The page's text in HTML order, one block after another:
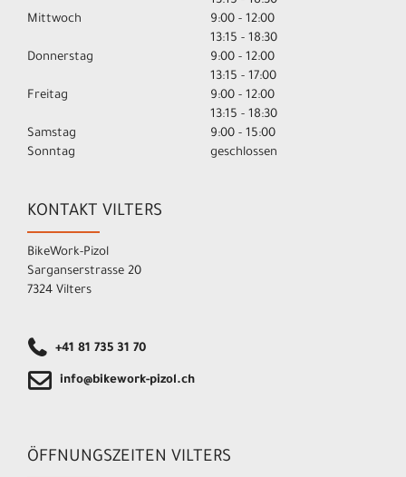
Mittwoch
9:00 - 12:00
13:15 - 18:30
Donnerstag
9:00 - 12:00
13:15 - 17:00
Freitag
9:00 - 12:00
13:15 - 18:30
Samstag
9:00 - 15:00
Sonntag
geschlossen
KONTAKT VILTERS
BikeWork-Pizol
Sarganserstrasse 20
7324 Vilters
+41 81 735 31 70
info@bikework-pizol.ch
ÖFFNUNGSZEITEN VILTERS